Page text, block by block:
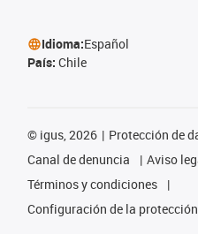
Idioma:Español
País: Chile
© igus, 2026 Protección de
Canal de denuncia
Aviso
Términos y condiciones
Configuración de la